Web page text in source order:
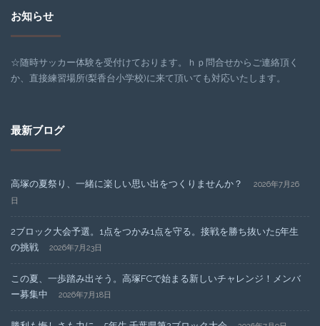
お知らせ
☆随時サッカー体験を受付けております。ｈｐ問合せからご連絡頂く
か、直接練習場所(梨香台小学校)に来て頂いても対応いたします。
最新ブログ
高塚の夏祭り、一緒に楽しい思い出をつくりませんか？
2026年7月26
日
2ブロック大会予選。1点をつかみ1点を守る。接戦を勝ち抜いた5年生
の挑戦
2026年7月23日
この夏、一歩踏み出そう。高塚FCで始まる新しいチャレンジ！メンバ
ー募集中
2026年7月18日